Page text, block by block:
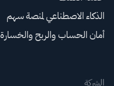
الذكاء الاصطناعي لمنصة سهم
أمان الحساب والربح والخسارة
الشركة